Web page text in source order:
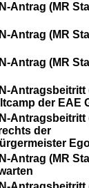
Antrag (MR
Antrag (MR
Antrag (MR
Antragsbeitritt
der EAE
Antragsbeitritt
der
Antrag (MR